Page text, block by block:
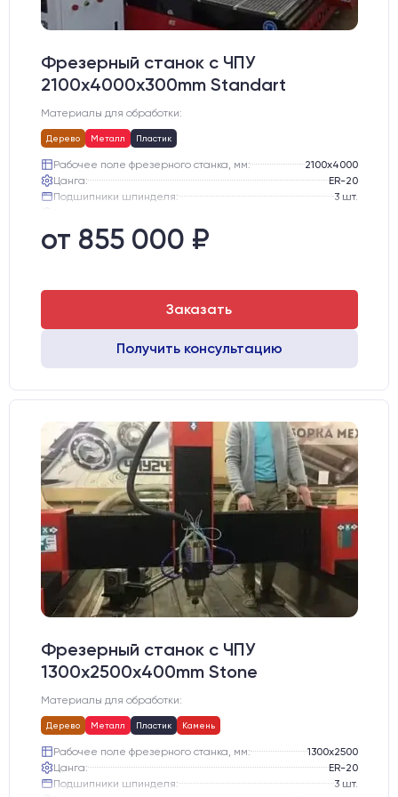
Фрезерный станок с ЧПУ
2100x4000x300mm Standart
Материалы для обработки:
Дерево Металл Пластик
Рабочее поле фрезерного станка, мм:
2100х4000
Цанга:
ER-20
Подшипники шпинделя:
3 шт.
Двигатели:
от 855 000 ₽
Заказать
Получить консультацию
Фрезерный станок с ЧПУ
1300x2500x400mm Stone
Материалы для обработки:
Дерево Металл Пластик Камень
Рабочее поле фрезерного станка, мм:
1300х2500
Цанга:
ER-20
Подшипники шпинделя:
3 шт.